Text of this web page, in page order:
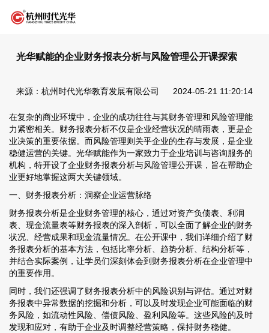
光华赋能的企业财务报表分析与风险管理公开课探索
来源：杭州时代光华教育发展有限公司 2024-05-21 11:20:14
在复杂的商业环境中，企业的成功往往与其财务管理和风险管理能
力紧密相关。财务报表分析不仅是企业经营状况的晴雨表，更是企
业决策的重要依据。而风险管理则关乎企业的生存与发展，是企业
稳健运营的关键。光华赋能作为一家致力于企业培训与咨询服务的
机构，特开设了企业财务报表分析与风险管理公开课，旨在帮助企
业更好地掌握这两大关键领域。
一、财务报表分析：洞察企业运营脉络
财务报表分析是企业财务管理的核心，通过对资产负债表、利润
表、现金流量表等财务报表的深入剖析，可以全面了解企业的财务
状况、经营成果和现金流量情况。在公开课中，我们详细介绍了财
务报表分析的基本方法，包括比率分析、趋势分析、结构分析等，
并结合实际案例，让学员们深刻体会到财务报表分析在企业管理中
的重要作用。
同时，我们还强调了财务报表分析中的风险识别与评估。通过对财
务报表中异常数据的挖掘和分析，可以及时发现企业可能面临的财
务风险，如流动性风险、偿债风险、盈利风险等。这些风险的及时
发现和应对，有助于企业及时调整经营策略，保持财务稳健。